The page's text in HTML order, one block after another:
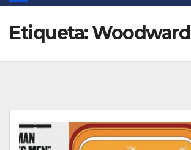
Etiqueta:Woodward